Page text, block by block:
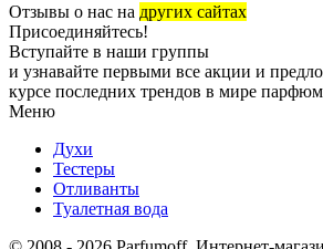
Отзывы о нас на других сайтах
Присоединяйтесь!
Вступайте в наши группы
и узнавайте первыми все акции и
курсе последних трендов в мире
Меню
Духи
Тестеры
Отливанты
Туалетная вода